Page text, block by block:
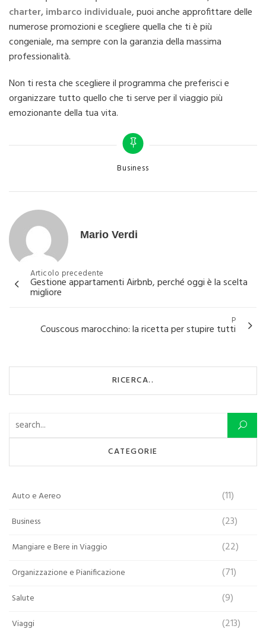
charter, imbarco individuale, puoi anche approfittare delle
numerose promozioni e scegliere quella che ti è più
congeniale, ma sempre con la garanzia della massima
professionalità.
Non ti resta che scegliere il programma che preferisci e
organizzare tutto quello che ti serve per il viaggio più
emozionante della tua vita.
Categories
Business
Mario Verdi
Navigazione
articoli
Articolo precedente
Gestione appartamenti Airbnb, perché oggi è la scelta
migliore
P
Couscous marocchino: la ricetta per stupire tutti
RICERCA..
Ricerca per:
CATEGORIE
Auto e Aereo (11)
Business (23)
Mangiare e Bere in Viaggio (22)
Organizzazione e Pianificazione (71)
Salute (9)
Viaggi (213)